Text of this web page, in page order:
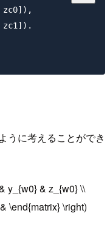
うに考えることができ
y_{w0} & z_{w0} \\
\end{matrix} \right)